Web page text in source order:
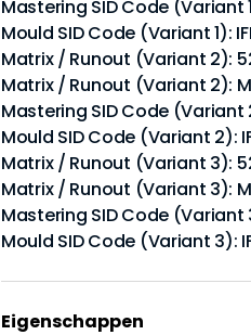
Mastering SID Code (Variant
Mould SID Code (Variant 1):
Matrix / Runout (Variant 2):
Matrix / Runout (Variant 2):
Mastering SID Code (Variant
Mould SID Code (Variant 2):
Matrix / Runout (Variant 3):
Matrix / Runout (Variant 3):
Mastering SID Code (Variant
Mould SID Code (Variant 3):
Eigenschappen